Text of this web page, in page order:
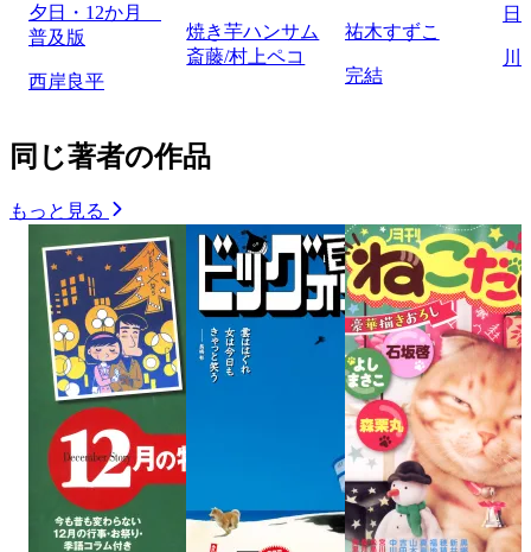
夕日・12か月
普及版
西岸良平
焼き芋ハンサム
斎藤/村上ペコ
祐木すずこ
完結
日
川
同じ著者の作品
もっと見る